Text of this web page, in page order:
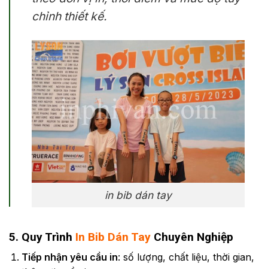
chỉnh thiết kế.
in bib dán tay
5. Quy Trình In Bib Dán Tay Chuyên Nghiệp
Tiếp nhận yêu cầu in: số lượng, chất liệu, thời gian,